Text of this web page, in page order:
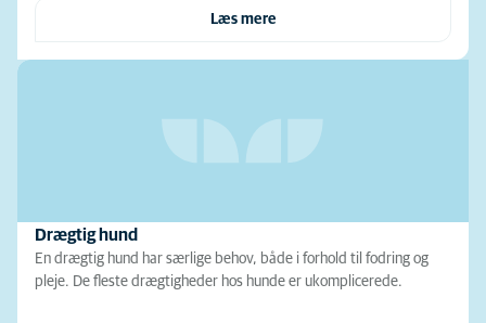
Læs mere
Drægtig hund
En drægtig hund har særlige behov, både i forhold til fodring og
pleje. De fleste drægtigheder hos hunde er ukomplicerede.